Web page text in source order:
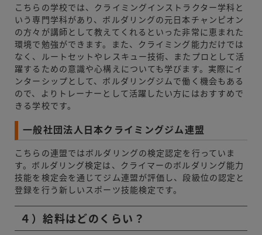
こちらの学校では、クライミングインストラクター学科と
いう専門学科があり、ボルダリングの元日本チャンピオン
の方々が講師として教えてくれるといった非常に恵まれた
環境で勉強ができます。また、クライミング能力だけでは
なく、ルートセットやレスキュー技術、またプロとして活
躍するための意識や心構えについても学びます。実際にイ
ンターシップとして、ボルダリングジムで働く機会もある
ので、よりトレーナーとして活躍したい方にはおすすめで
きる学校です。
一般社団法人日本クライミングジム連盟
こちらの連盟ではボルダリングの検定認定を行っていま
す。ボルダリング検定は、クライマーのボルダリング能力
技能を検定会を通じてジム連盟が評価し、段級位の認定と
登録を行う新しいスポーツ技能検定です。
４）給料はどのくらい？